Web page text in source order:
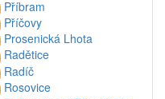
Příbram
Příčovy
Prosenická Lhota
Radětice
Radíč
Rosovice